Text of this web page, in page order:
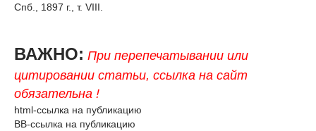
Спб., 1897 г., т. VIII.
ВАЖНО: При перепечатывании или
цитировании статьи, ссылка на сайт
обязательна !
html-ссылка на публикацию
BB-ссылка на публикацию